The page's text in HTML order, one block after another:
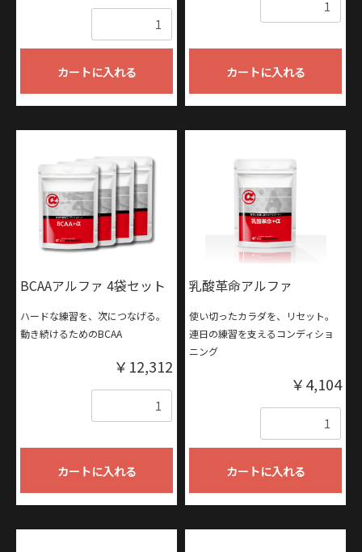
カートに入れる カートに入れる
BCAAアルファ 4袋セット
ハードな練習を、次につなげる。
動き続けるためのBCAA
￥12,312
カートに入れる
乳酸革命アルファ
使い切ったカラダを、リセット。
連日の練習を支えるコンディショ
ニング
￥4,104
カートに入れる